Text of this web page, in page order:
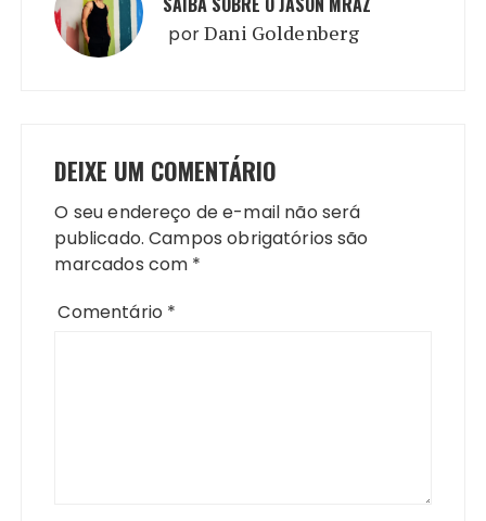
porDani Goldenberg
DEIXE UM COMENTÁRIO
O seu endereço de e-mail não será
publicado. Campos obrigatórios são
marcados com *
Comentário *